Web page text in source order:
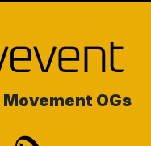
Movement OGs